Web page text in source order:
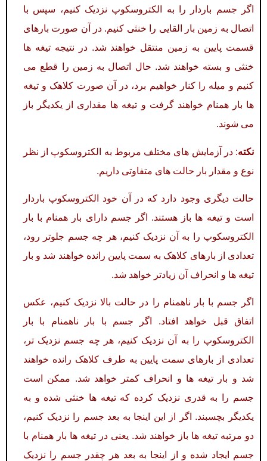
اگر جسم باردار را به الکتروسکوپ نزدیک کنیم، سپس با
اتصال به زمین بار القایی را خنثی کنیم. در آن صورت بارهای
قسمت پایین به زمین منتقل خواهند شد. در نتیجه تیغه ها
خنثی و بسته خواهند شد. حال اتصال به زمین را قطع می
کنیم و میله را کنار خواهیم برد، در آن صورت کلاهک و تیغه
ها بار همنام خواهند گرفت و تیغه ها مقداری از یکدیگر باز
می شوند.
نکته: در آزمایش های مختلف مربوط به الکتروسکوپ از نظر
نوع و مقدار بار حالت های متفاوتی داریم.
حالت دیگری وجود دارد که در آن خود الکتروسکوپ باردار
است و تیغه ها باز هستند. اگر جسم دارای بار همنام با بار
الکتروسکوپ را به آن نزدیک کنیم، هر چه جسم جلوتر رود،
تعدادی از بارهای کلاهک به سمت پایین رانده خواهند شد و بار
تیغه ها و انحراف آن زیادتر خواهد شد.
اگر جسم با بار ناهمنام را در حالت بالا نزدیک کنیم، عکس
اتفاق قبل خواهد افتاد. اگر جسم با بار ناهمنام با بار
الکتروسکوپ را به آن نزدیک کنیم، هر چه جسم نزدیک تر،
تعدادی از بارهای سمت پایین به طرف کلاهک رانده خواهند
شد و بار تیغه ها و انحراف کمتر خواهد شد. ممکن است
جسم را به قدری نزدیک کرده که تیغه ها خنثی شده و به
یکدیگر بچسبند. اگر از این اینجا به بعد جسم را نزدیک کنیم،
دو مرتبه تیغه ها باز خواهند شد. یعنی در تیغه ها بار همنام با
جسم ایجاد شده و از اینجا به بعد هر چقدر جسم را نزدیک